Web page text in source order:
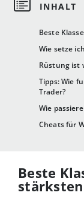
Beste
Wie setze
Rüstung ist
Tipps: Wie
Trader?
Wie
Cheats für
Beste